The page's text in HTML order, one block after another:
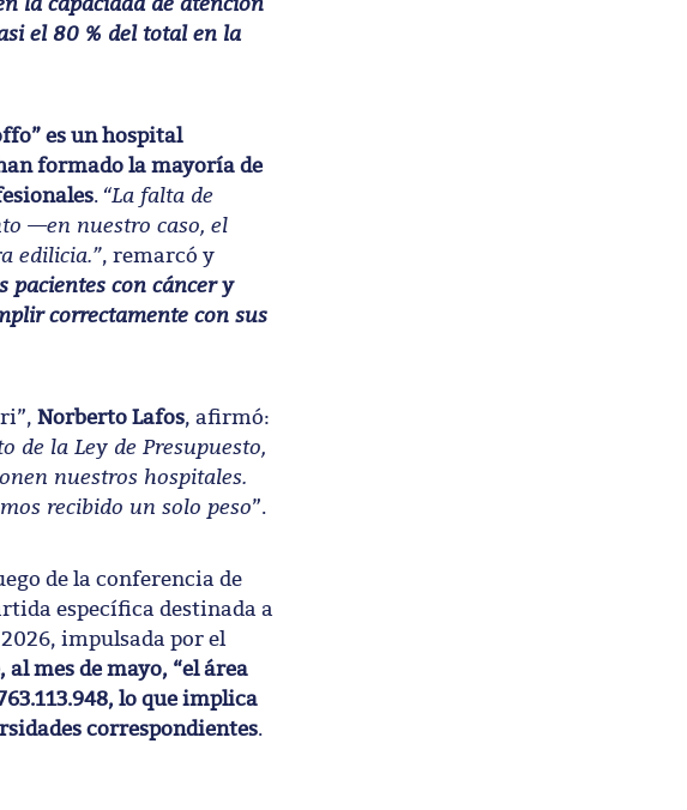
el 80 % del total en la
es un hospital
formado la mayoría de
. “La falta de
—en nuestro caso, el
edilicia.”, remarcó y
pacientes con cáncer y
correctamente con sus
Norberto Lafos, afirmó:
de la Ley de Presupuesto,
nuestros hospitales.
recibido un solo peso”.
de la conferencia de
específica destinada a
impulsada por el
mes de mayo, “el área
lo que implica
correspondientes.